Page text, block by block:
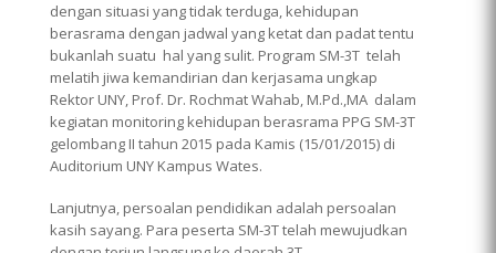
dengan situasi yang tidak terduga, kehidupan
berasrama dengan jadwal yang ketat dan padat tentu
bukanlah suatu hal yang sulit. Program SM-3T telah
melatih jiwa kemandirian dan kerjasama ungkap
Rektor UNY, Prof. Dr. Rochmat Wahab, M.Pd.,MA dalam
kegiatan monitoring kehidupan berasrama PPG SM-3T
gelombang II tahun 2015 pada Kamis (15/01/2015) di
Auditorium UNY Kampus Wates.
Lanjutnya, persoalan pendidikan adalah persoalan
kasih sayang. Para peserta SM-3T telah mewujudkan